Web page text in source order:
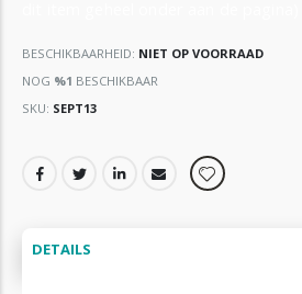
BESCHIKBAARHEID: NIET OP VOORRAAD
NOG %1 BESCHIKBAAR
SKU SEPT13
DETAILS